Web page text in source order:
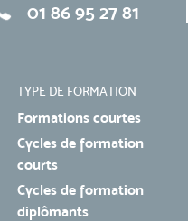
01 86 95 27 81
TYPE DE FORMATION
Formations courtes
Cycles de formation
courts
Cycles de formation
diplômants